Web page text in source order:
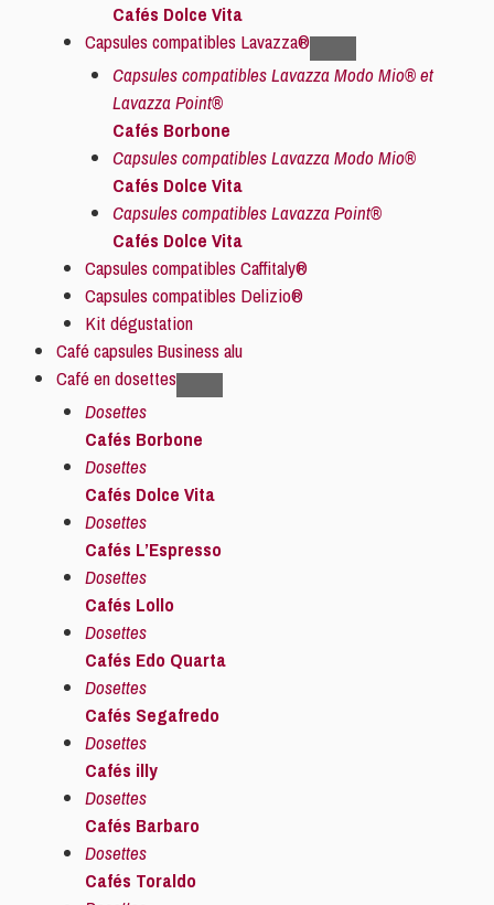
Cafés Dolce Vita
Capsules compatibles Lavazza®
Capsules compatibles Lavazza Modo Mio® et
Lavazza Point®
Cafés Borbone
Capsules compatibles Lavazza Modo Mio®
Cafés Dolce Vita
Capsules compatibles Lavazza Point®
Cafés Dolce Vita
Capsules compatibles Caffitaly®
Capsules compatibles Delizio®
Kit dégustation
Café capsules Business alu
Café en dosettes
Dosettes
Cafés Borbone
Dosettes
Cafés Dolce Vita
Dosettes
Cafés L’Espresso
Dosettes
Cafés Lollo
Dosettes
Cafés Edo Quarta
Dosettes
Cafés Segafredo
Dosettes
Cafés illy
Dosettes
Cafés Barbaro
Dosettes
Cafés Toraldo